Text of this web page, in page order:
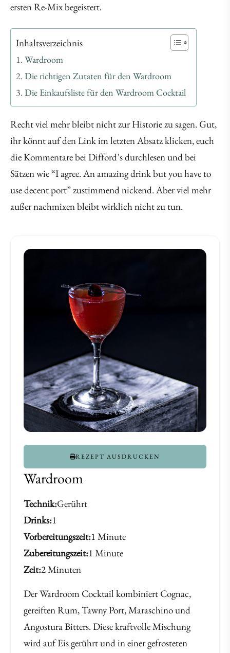
ersten Re-Mix begeistert.
Inhaltsverzeichnis
Wardroom
Die richtigen Zutaten für den Wardroom
Die Einkaufsliste für den Wardroom Cocktail
Recht viel mehr bleibt nicht zur Historie zu sagen. Gut,
ihr könnt auf den Link im letzten Absatz klicken, euch
die Kommentare bei Difford’s durchlesen und bei
Sätzen wie “I agree. An amazing drink but you have to
use decent port” zustimmend nickend. Aber viel mehr
außer nachmixen bleibt wirklich nicht zu tun.
Wardroom
Technik Gerührt
Drinks 1
Vorbereitungszeit 1 Minute
Zubereitungszeit 1 Minute
Zeit 2 Minuten
Der Wardroom Cocktail kombiniert Cognac,
gereiften Rum, Tawny Port, Maraschino und
Angostura Bitters. Diese kraftvolle Mischung
wird auf Eis gerührt und in einer gefrosteten
REZEPT AUSDRUCKEN